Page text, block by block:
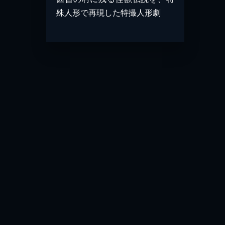
殊人形で再現した特撮人形劇